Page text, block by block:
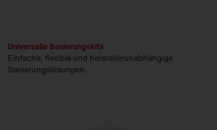
Universelle Sanierungskits
Einfache, flexible und herstellerunabhängige
Sanierungslösungen.